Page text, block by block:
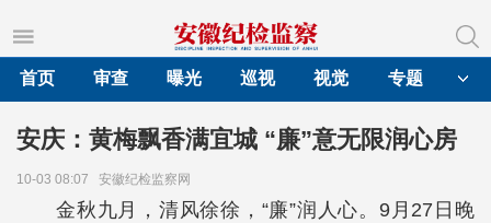
首页
审查 曝光 巡视 视觉 专题
安庆：黄梅飘香满宜城 “廉”意无限润心房
10-03 08:07 安徽纪检监察网
金秋九月，清风徐徐，“廉”润人心。9月27日晚